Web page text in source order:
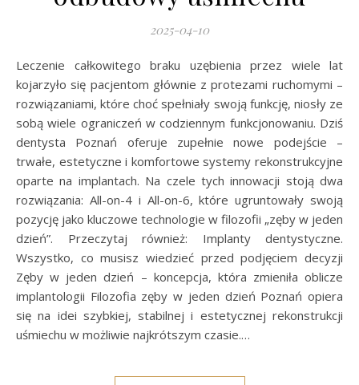
2025-04-10
Leczenie całkowitego braku uzębienia przez wiele lat
kojarzyło się pacjentom głównie z protezami ruchomymi –
rozwiązaniami, które choć spełniały swoją funkcję, niosły ze
sobą wiele ograniczeń w codziennym funkcjonowaniu. Dziś
dentysta Poznań oferuje zupełnie nowe podejście –
trwałe, estetyczne i komfortowe systemy rekonstrukcyjne
oparte na implantach. Na czele tych innowacji stoją dwa
rozwiązania: All-on-4 i All-on-6, które ugruntowały swoją
pozycję jako kluczowe technologie w filozofii „zęby w jeden
dzień”. Przeczytaj również: Implanty dentystyczne.
Wszystko, co musisz wiedzieć przed podjęciem decyzji
Zęby w jeden dzień – koncepcja, która zmieniła oblicze
implantologii Filozofia zęby w jeden dzień Poznań opiera
się na idei szybkiej, stabilnej i estetycznej rekonstrukcji
uśmiechu w możliwie najkrótszym czasie.…